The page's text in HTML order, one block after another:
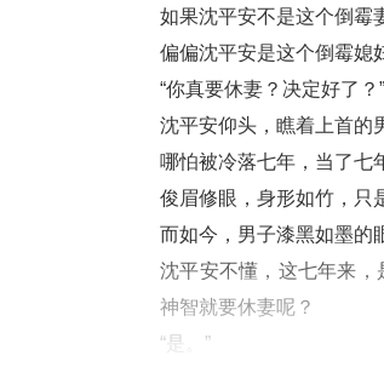
如果沈平安不是这个倒霉
偏偏沈平安是这个倒霉媳
“你真要休妻？决定好了？”
沈平安仰头，瞧着上首的
哪怕被冷落七年，当了七
俊眉修眼，身形如竹，只
而如今，男子漆黑如墨的
沈平安不懂，这七年来
神智就要休妻呢？
“是。”